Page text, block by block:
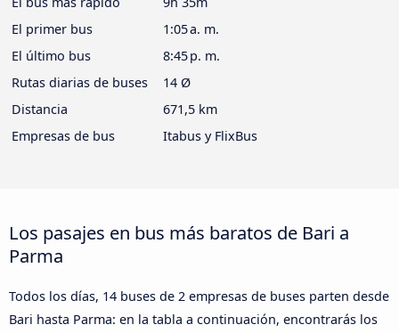
El primer bus
1:05 a. m.
El último bus
8:45 p. m.
Rutas diarias de buses
14 Ø
Distancia
671,5 km
Empresas de bus
Itabus y FlixBus
Los pasajes en bus más baratos de Bari a
Parma
Todos los días, 14 buses de 2 empresas de buses parten desde
Bari hasta Parma: en la tabla a continuación, encontrarás los